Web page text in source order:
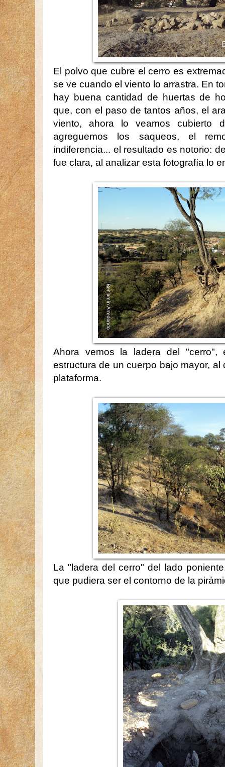
El polvo que cubre el cerro es
se ve cuando el viento lo arrastra. En
hay buena cantidad de huertas de
que, con el paso de tantos años, el
viento, ahora lo veamos cubierto
agreguemos los saqueos, el
indiferencia... el resultado es notorio:
fue clara, al analizar esta fotografía lo
Ahora vemos la ladera del
estructura de un cuerpo bajo mayor,
plataforma.
La "ladera del cerro" del lado
que pudiera ser el contorno de la